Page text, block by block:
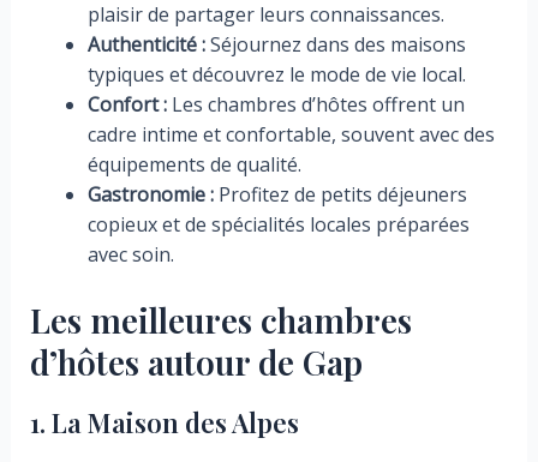
plaisir de partager leurs connaissances.
Authenticité :Séjournez dans des maisons
typiques et découvrez le mode de vie local.
Confort :Les chambres d’hôtes offrent un
cadre intime et confortable, souvent avec des
équipements de qualité.
Gastronomie :Profitez de petits déjeuners
copieux et de spécialités locales préparées
avec soin.
Les meilleures chambres
d’hôtes autour de Gap
1. La Maison des Alpes